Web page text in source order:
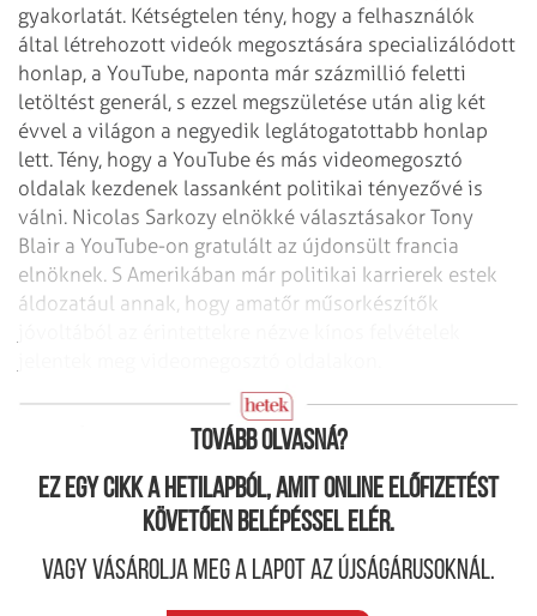
gyakorlatát. Kétségtelen tény, hogy a felhasználók
által létrehozott videók megosztására specializálódott
honlap, a YouTube, naponta már százmillió feletti
letöltést generál, s ezzel megszületése után alig két
évvel a világon a negyedik leglátogatottabb honlap
lett. Tény, hogy a YouTube és más videomegosztó
oldalak kezdenek lassanként politikai tényezővé is
válni. Nicolas Sarkozy elnökké választásakor Tony
Blair a YouTube-on gratulált az újdonsült francia
elnöknek. S Amerikában már politikai karrierek estek
áldozatául annak, hogy amatőr műsorkészítők
Tovább olvasná?
Ez egy cikk a hetilapból, amit online előfizetést
követően belépéssel elér.
Vagy vásárolja meg a lapot az újságárusoknál.